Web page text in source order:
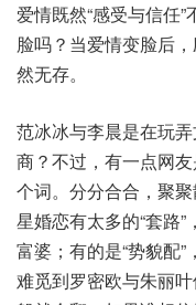
爱情既然“感受与信任
脸吗？当爱情变脸后
然无存。
范冰冰与李晨是在玩
商？不过，有一点网
个词。分分合合，聚
星婚恋有太多的“套路
富婆；有的是“势貌配
难觅到罗密欧与朱丽